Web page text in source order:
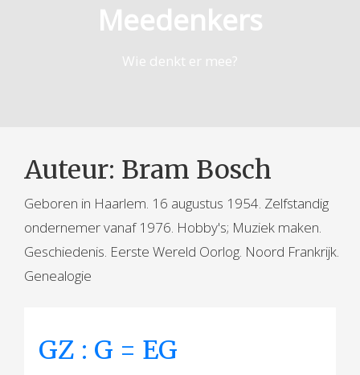
Meedenkers
Wie denkt er mee?
Auteur: Bram Bosch
Geboren in Haarlem. 16 augustus 1954. Zelfstandig
ondernemer vanaf 1976. Hobby's; Muziek maken.
Geschiedenis. Eerste Wereld Oorlog. Noord Frankrijk.
Genealogie
GZ : G = EG